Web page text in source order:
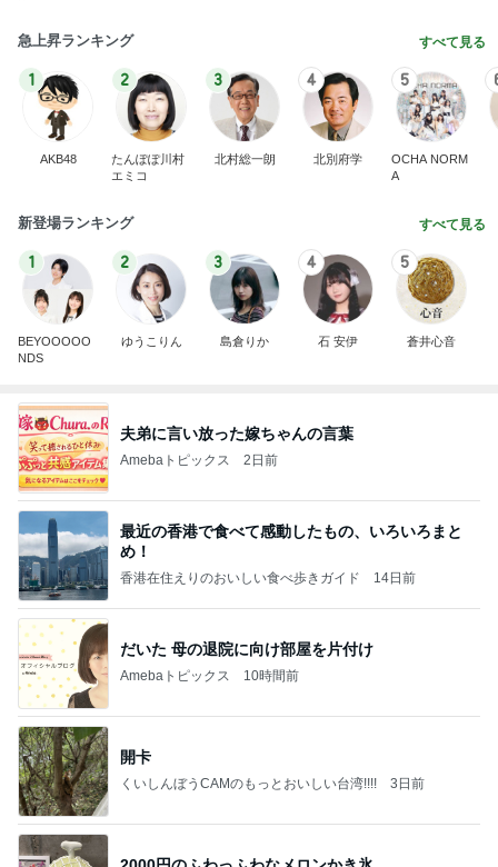
急上昇ランキング すべて見る
1
AKB48
2
たんぽぽ川村
エミコ
3
北村総一朗
4
北別府学
5
OCHA NORM
A
新登場ランキング すべて見る
1
BEYOOOOO
NDS
2
ゆうこりん
3
島倉りか
4
石 安伊
5
蒼井心音
夫弟に言い放った嫁ちゃんの言葉
Amebaトピックス 2日前
最近の香港で食べて感動したもの、いろいろまと
め！
香港在住えりのおいしい食べ歩きガイド 14日前
だいた 母の退院に向け部屋を片付け
Amebaトピックス 10時間前
開卡
くいしんぼうCAMのもっとおいしい台湾!!!! 3日前